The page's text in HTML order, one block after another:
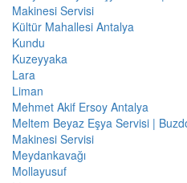
Makinesi Servisi
Kültür Mahallesi Antalya
Kundu
Kuzeyyaka
Lara
Liman
Mehmet Akif Ersoy Antalya
Meltem Beyaz Eşya Servisi |
Makinesi Servisi
Meydankavağı
Mollayusuf